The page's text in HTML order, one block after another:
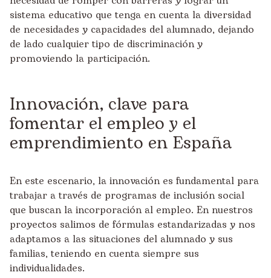
sistema educativo que tenga en cuenta la diversidad
de necesidades y capacidades del alumnado, dejando
de lado cualquier tipo de discriminación y
promoviendo la participación.
Innovación, clave para
fomentar el empleo y el
emprendimiento en España
En este escenario, la innovación es fundamental para
trabajar a través de programas de inclusión social
que buscan la incorporación al empleo. En nuestros
proyectos salimos de fórmulas estandarizadas y nos
adaptamos a las situaciones del alumnado y sus
familias, teniendo en cuenta siempre sus
individualidades.